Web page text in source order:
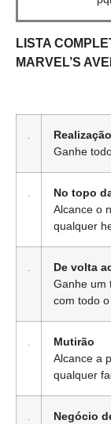
LISTA
MARVEL’S
Ganhe
No topo
Alcance o
qualquer
De volta
Ganhe um
com todo
Mutirão
Alcance a
qualquer
Negócio